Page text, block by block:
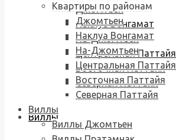
Джомтьен
Наклуа Вонгамат
На-Джомтьен
Центральная Паттайя
Восточная Паттайя
Северная Паттайя
Виллы
Квартиры по районам
Джомтьен
Наклуа Вонгамат
На-Джомтьен
Центральная Паттайя
Восточная Паттайя
Северная Паттайя
Виллы
Виллы Джомтьен